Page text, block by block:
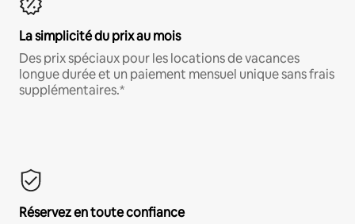
La simplicité du prix au mois
Des prix spéciaux pour les locations de vacances
longue durée et un paiement mensuel unique sans frais
supplémentaires.*
Réservez en toute confiance